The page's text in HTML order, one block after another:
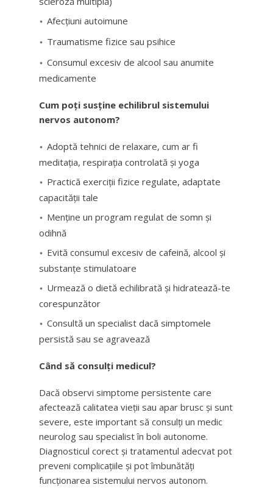
Afecțiuni autoimune
Traumatisme fizice sau psihice
Consumul excesiv de alcool sau anumite
medicamente
Cum poți susține echilibrul sistemului
nervos autonom?
Adoptă tehnici de relaxare, cum ar fi
meditația, respirația controlată și yoga
Practică exerciții fizice regulate, adaptate
capacității tale
Menține un program regulat de somn și
odihnă
Evită consumul excesiv de cafeină, alcool și
substanțe stimulatoare
Urmează o dietă echilibrată și hidratează-te
corespunzător
Consultă un specialist dacă simptomele
persistă sau se agravează
Când să consulți medicul?
Dacă observi simptome persistente care
afectează calitatea vieții sau apar brusc și sunt
severe, este important să consulți un medic
neurolog sau specialist în boli autonome.
Diagnosticul corect și tratamentul adecvat pot
preveni complicațiile și pot îmbunătăți
funcționarea sistemului nervos autonom.